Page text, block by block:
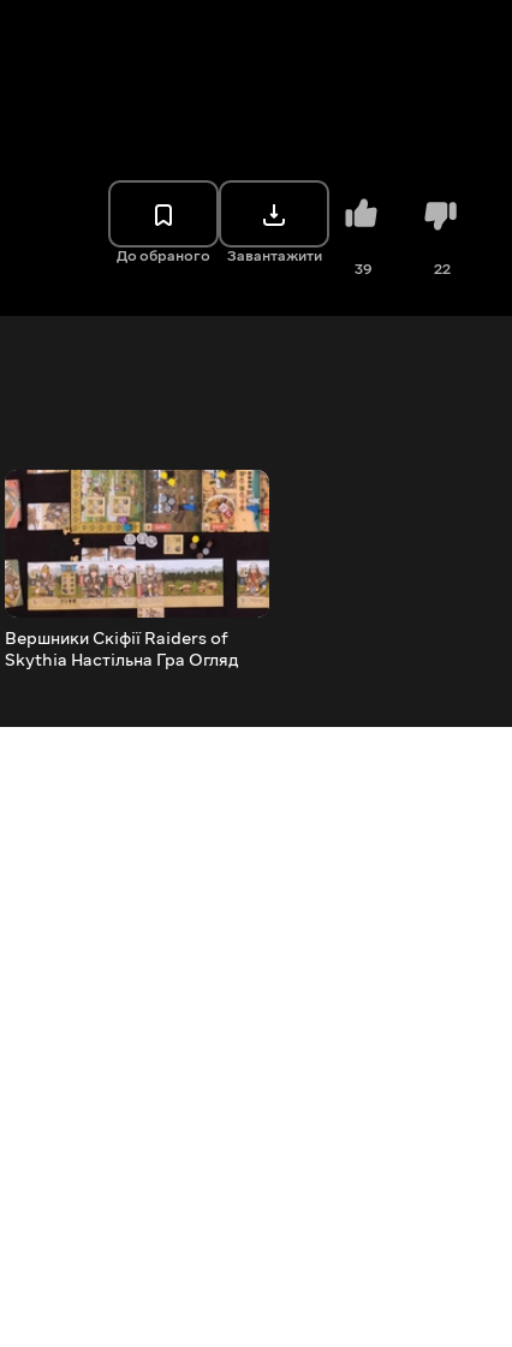
До обраного Завантажити
39 22
Вершники Скіфії Raiders of
Skythia Настільна Гра Огляд